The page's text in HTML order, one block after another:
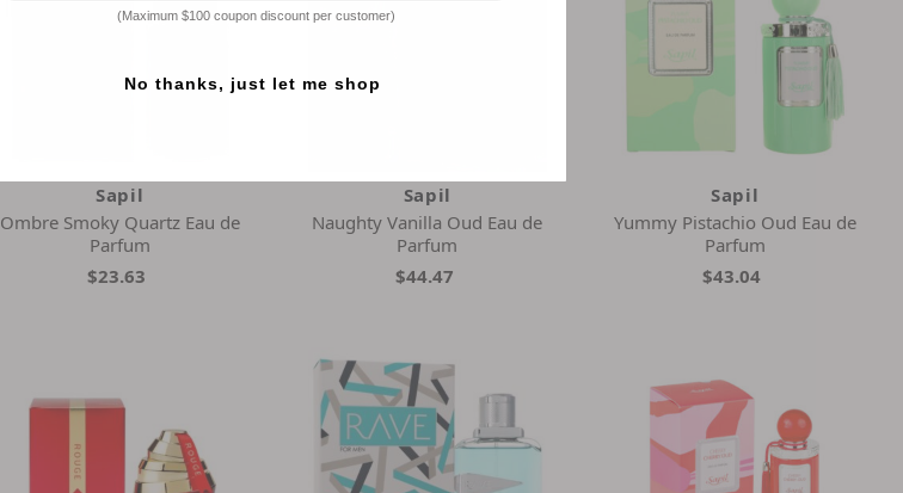
Sapil
Ombre Smoky Quartz Eau de
Parfum
$23.63
Sapil
Naughty Vanilla Oud Eau de
Parfum
$44.47
Sapil
Yummy Pistachio Oud Eau de
Parfum
$43.04
(Maximum $100 coupon discount per customer)
No thanks, just let me shop